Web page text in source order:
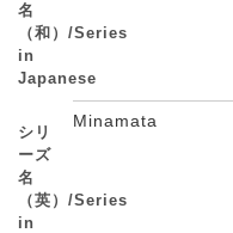
名
（和）/Series
in
Japanese
シリ
ーズ
名
（英）/Series
in
Minamata